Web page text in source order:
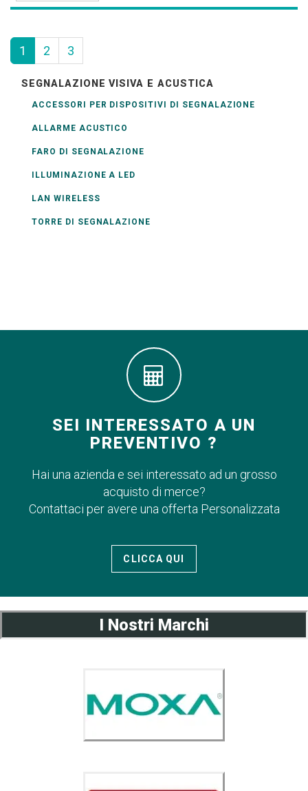
1 2 3
SEGNALAZIONE VISIVA E ACUSTICA
ACCESSORI PER DISPOSITIVI DI SEGNALAZIONE
ALLARME ACUSTICO
FARO DI SEGNALAZIONE
ILLUMINAZIONE A LED
LAN WIRELESS
TORRE DI SEGNALAZIONE
SEI INTERESSATO A UN
PREVENTIVO ?
Hai una azienda e sei interessato ad un grosso
acquisto di merce?
Contattaci per avere una offerta Personalizzata
CLICCA QUI
I Nostri Marchi